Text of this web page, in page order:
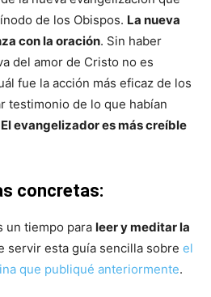
de los Obispos. La nueva
con la oración. Sin haber
del amor de Cristo no es
fue la acción más eficaz de los
testimonio de lo que habían
El evangelizador es más creíble
concretas:
un tiempo para leer y meditar la
servir esta guía sencilla sobre el
que publiqué anteriormente.